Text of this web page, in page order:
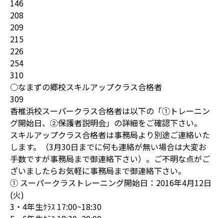
146
208
209
215
226
254
310
○なまずの郷校スキルアップクラス合格者
309
香椎浜校スーパークラス合格者は以下の「①トレーニン
グ開始日、②保護者説明会」の詳細をご確認下さい。
スキルアップクラス合格者は事務局より別途ご連絡いた
します。（3月30日までに何も連絡が無い場合は大変お
手数ですが事務局まで御連絡下さい）。ご不明な点がご
ざいましたらお気軽に事務局まで御連絡下さい。
① スーパークラストレーニング開始日：2016年4月12日
(火)
3・4年生ｸﾗｽ 17:00~18:30